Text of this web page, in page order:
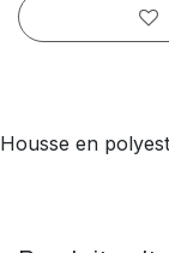
Housse en